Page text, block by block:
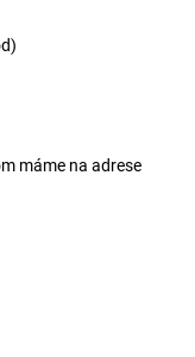
máme na adrese